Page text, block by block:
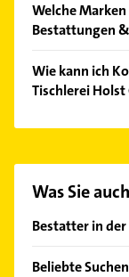
Aufarbeitung,
und
Welche
Bestattungen
Haustüren,
Wie kann ich
Tischlerei
Hier finden Sie
Was Sie
Bestatter in
Eutin
Beliebte